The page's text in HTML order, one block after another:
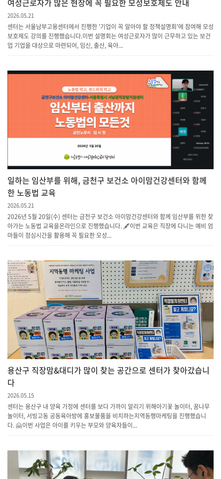
여성근로자가 많은 현장에 꼭 필요한 모성보호제도 안내
2026.05.21
센터는 서울남부고용센터에서 진행한 '기업이 꼭 알아야 할 정책설명회'에 참여해 모성
보호제도 강의를 진행했습니다.이번 설명회는 여성근로자가 많이 근무하고 있는 보건
업 기업을 대상으로 마련되어, 임신, 출산, 육아...
일하는 임산부를 위해, 금천구 보건소 아이맘건강센터와 함께
한 노동법 교육
2026.05.21
2026년 5월 20일(수) 센터는 금천구 보건소 아이맘건강센터와 함께 임산부를 위한 찾
아가는 노동법 교육을온라인으로 진행했습니다. 🖋️이번 교육은 직장에 다니는 예비 엄
마들이 점심시간을 활용해 꼭 필요한 모성...
용산구 직장맘&대디가 많이 찾는 공간으로 센터가 찾아갔습니
다
2026.05.15
센터는 용산구 내 양육 가정에 센터를 보다 가까이 알리기 위해아기꽃 놀이터, 꿈나무
놀이터, 서빙고동 공동육아방에 홍보물품을 비치하는지역동행마케팅을 진행했습니
다. 🤗 이번 사업은 아이를 키우는 부모와 양육자들이...